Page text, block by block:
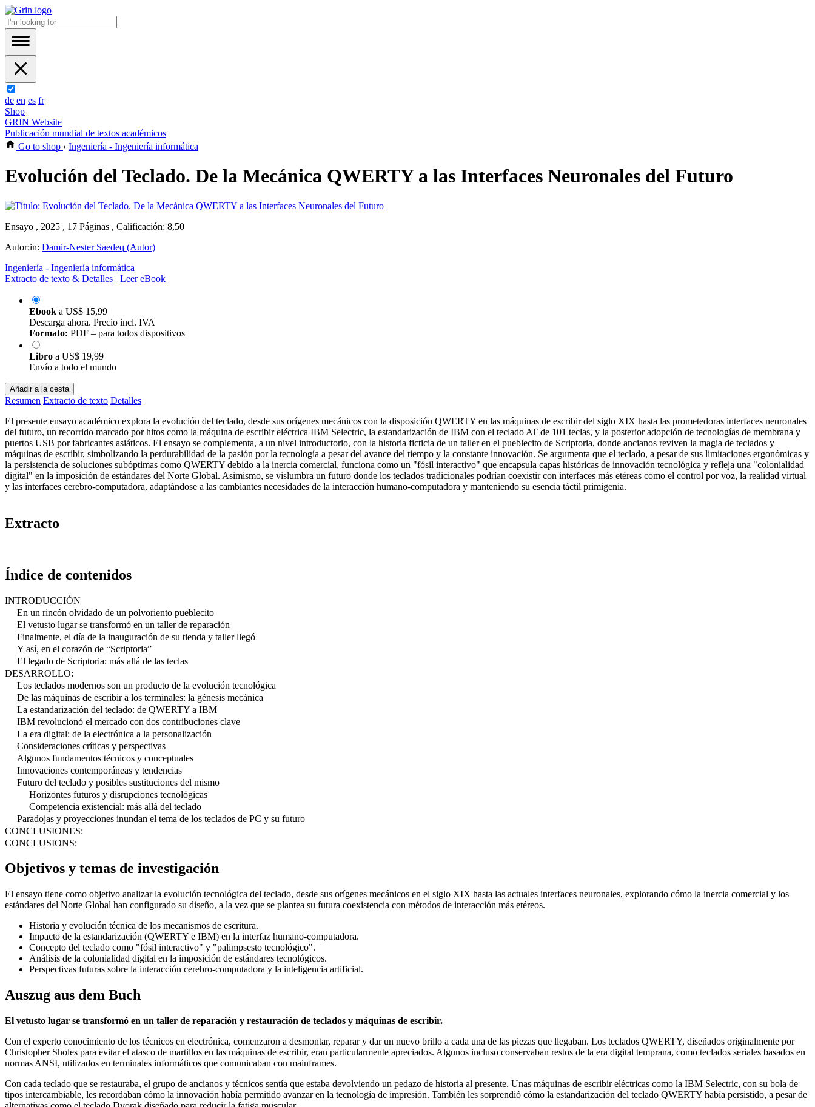
de en es fr
Shop
GRIN Website
Publicación mundial de textos académicos
Go to shop › Ingeniería - Ingeniería informática
Evolución del Teclado. De la Mecánica QWERTY a las Interfaces Neuronales del Futuro
Ensayo , 2025 , 17 Páginas , Calificación: 8,50
Autor:in: Damir-Nester Saedeq (Autor)
Ingeniería - Ingeniería informática
Extracto de texto & Detalles
Leer eBook
Ebook a US$ 15,99
Descarga ahora. Precio incl. IVA
Formato: PDF – para todos dispositivos
Libro a US$ 19,99
Envío a todo el mundo
Añadir a la cesta
Resumen Extracto de texto Detalles
El presente ensayo académico explora la evolución del teclado, desde sus orígenes mecánicos con la disposición QWERTY en las máquinas de escribir del siglo XIX hasta las prometedoras interfaces neuronales
del futuro, un recorrido marcado por hitos como la máquina de escribir eléctrica IBM Selectric, la estandarización de IBM con el teclado AT de 101 teclas, y la posterior adopción de tecnologías de membrana y
puertos USB por fabricantes asiáticos. El ensayo se complementa, a un nivel introductorio, con la historia ficticia de un taller en el pueblecito de Scriptoria, donde ancianos reviven la magia de teclados y
máquinas de escribir, simbolizando la perdurabilidad de la pasión por la tecnología a pesar del avance del tiempo y la constante innovación. Se argumenta que el teclado, a pesar de sus limitaciones ergonómicas y
la persistencia de soluciones subóptimas como QWERTY debido a la inercia comercial, funciona como un "fósil interactivo" que encapsula capas históricas de innovación tecnológica y refleja una "colonialidad
digital" en la imposición de estándares del Norte Global. Asimismo, se vislumbra un futuro donde los teclados tradicionales podrían coexistir con interfaces más etéreas como el control por voz, la realidad virtual
y las interfaces cerebro-computadora, adaptándose a las cambiantes necesidades de la interacción humano-computadora y manteniendo su esencia táctil primigenia.
Extracto
Índice de contenidos
INTRODUCCIÓN
En un rincón olvidado de un polvoriento pueblecito
El vetusto lugar se transformó en un taller de reparación
Finalmente, el día de la inauguración de su tienda y taller llegó
Y así, en el corazón de “Scriptoria”
El legado de Scriptoria: más allá de las teclas
DESARROLLO:
Los teclados modernos son un producto de la evolución tecnológica
De las máquinas de escribir a los terminales: la génesis mecánica
La estandarización del teclado: de QWERTY a IBM
IBM revolucionó el mercado con dos contribuciones clave
La era digital: de la electrónica a la personalización
Consideraciones críticas y perspectivas
Algunos fundamentos técnicos y conceptuales
Innovaciones contemporáneas y tendencias
Futuro del teclado y posibles sustituciones del mismo
Horizontes futuros y disrupciones tecnológicas
Competencia existencial: más allá del teclado
Paradojas y proyecciones inundan el tema de los teclados de PC y su futuro
CONCLUSIONES:
CONCLUSIONS:
Objetivos y temas de investigación
El ensayo tiene como objetivo analizar la evolución tecnológica del teclado, desde sus orígenes mecánicos en el siglo XIX hasta las actuales interfaces neuronales, explorando cómo la inercia comercial y los
estándares del Norte Global han configurado su diseño, a la vez que se plantea su futura coexistencia con métodos de interacción más etéreos.
Historia y evolución técnica de los mecanismos de escritura.
Impacto de la estandarización (QWERTY e IBM) en la interfaz humano-computadora.
Concepto del teclado como "fósil interactivo" y "palimpsesto tecnológico".
Análisis de la colonialidad digital en la imposición de estándares tecnológicos.
Perspectivas futuras sobre la interacción cerebro-computadora y la inteligencia artificial.
Auszug aus dem Buch
El vetusto lugar se transformó en un taller de reparación y restauración de teclados y máquinas de escribir.
Con el experto conocimiento de los técnicos en electrónica, comenzaron a desmontar, reparar y dar un nuevo brillo a cada una de las piezas que llegaban. Los teclados QWERTY, diseñados originalmente por
Christopher Sholes para evitar el atasco de martillos en las máquinas de escribir, eran particularmente apreciados. Algunos incluso conservaban restos de la era digital temprana, como teclados seriales basados en
normas ANSI, utilizados en terminales informáticos que comunicaban con mainframes.
Con cada teclado que se restauraba, el grupo de ancianos y técnicos sentía que estaba devolviendo un pedazo de historia al presente. Unas máquinas de escribir eléctricas como la IBM Selectric, con su bola de
tipos intercambiable, les recordaban cómo la innovación había permitido avanzar en la tecnología de impresión. También les sorprendió cómo la estandarización del teclado QWERTY había persistido, a pesar de